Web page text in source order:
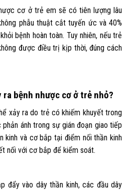
cơ ở trẻ em sẽ có tiên lượng lâu
phẫu thuật cắt tuyến ức và 40%
bệnh hoàn toàn. Tuy nhiên, nếu trẻ
được điều trị kịp thời, đúng cách
ra bệnh nhược cơ ở trẻ nhỏ?
xảy ra do trẻ có khiếm khuyết trong
ánh trong sự gián đoạn giao tiếp
kinh và cơ bắp tại điểm nối thần kinh
nối với cơ bắp để kiểm soát.
đẩy vào dây thần kinh, các đầu dây